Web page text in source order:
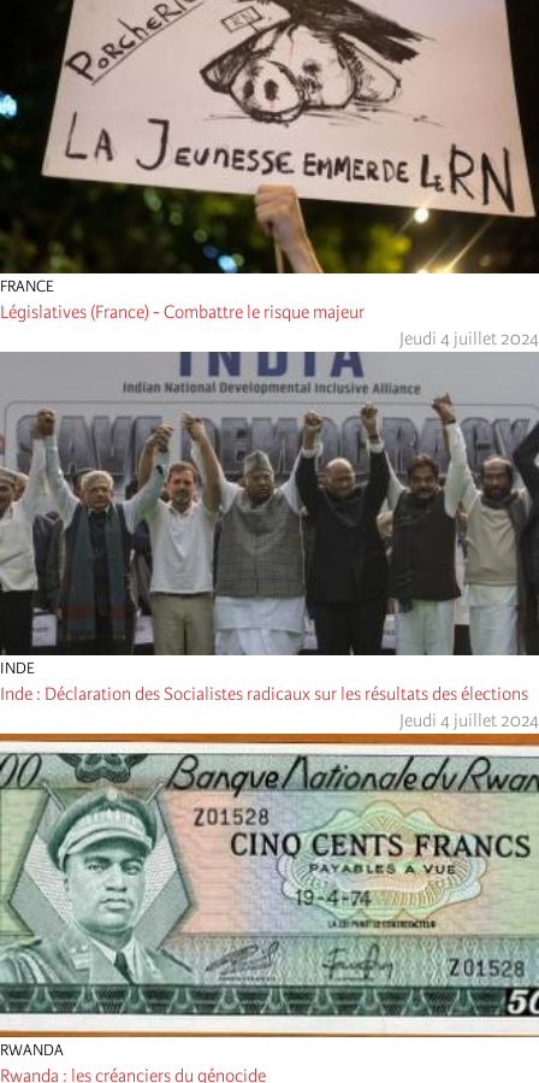
FRANCE
Législatives (France) - Combattre le risque majeur
Jeudi 4 juillet 2024
INDE
Inde : Déclaration des Socialistes radicaux sur les résultats des élections
Jeudi 4 juillet 2024
RWANDA
Rwanda : les créanciers du génocide